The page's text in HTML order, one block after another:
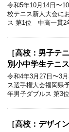
令和5年10月14日〜
校テニス新人大会に
ス 第1位 中高一貫
［高校：男子テ
別小中学生テニ
令和4年3月27日〜3
ス選手権大会福岡県
年男子ダブルス 第3
［高校：デザイ